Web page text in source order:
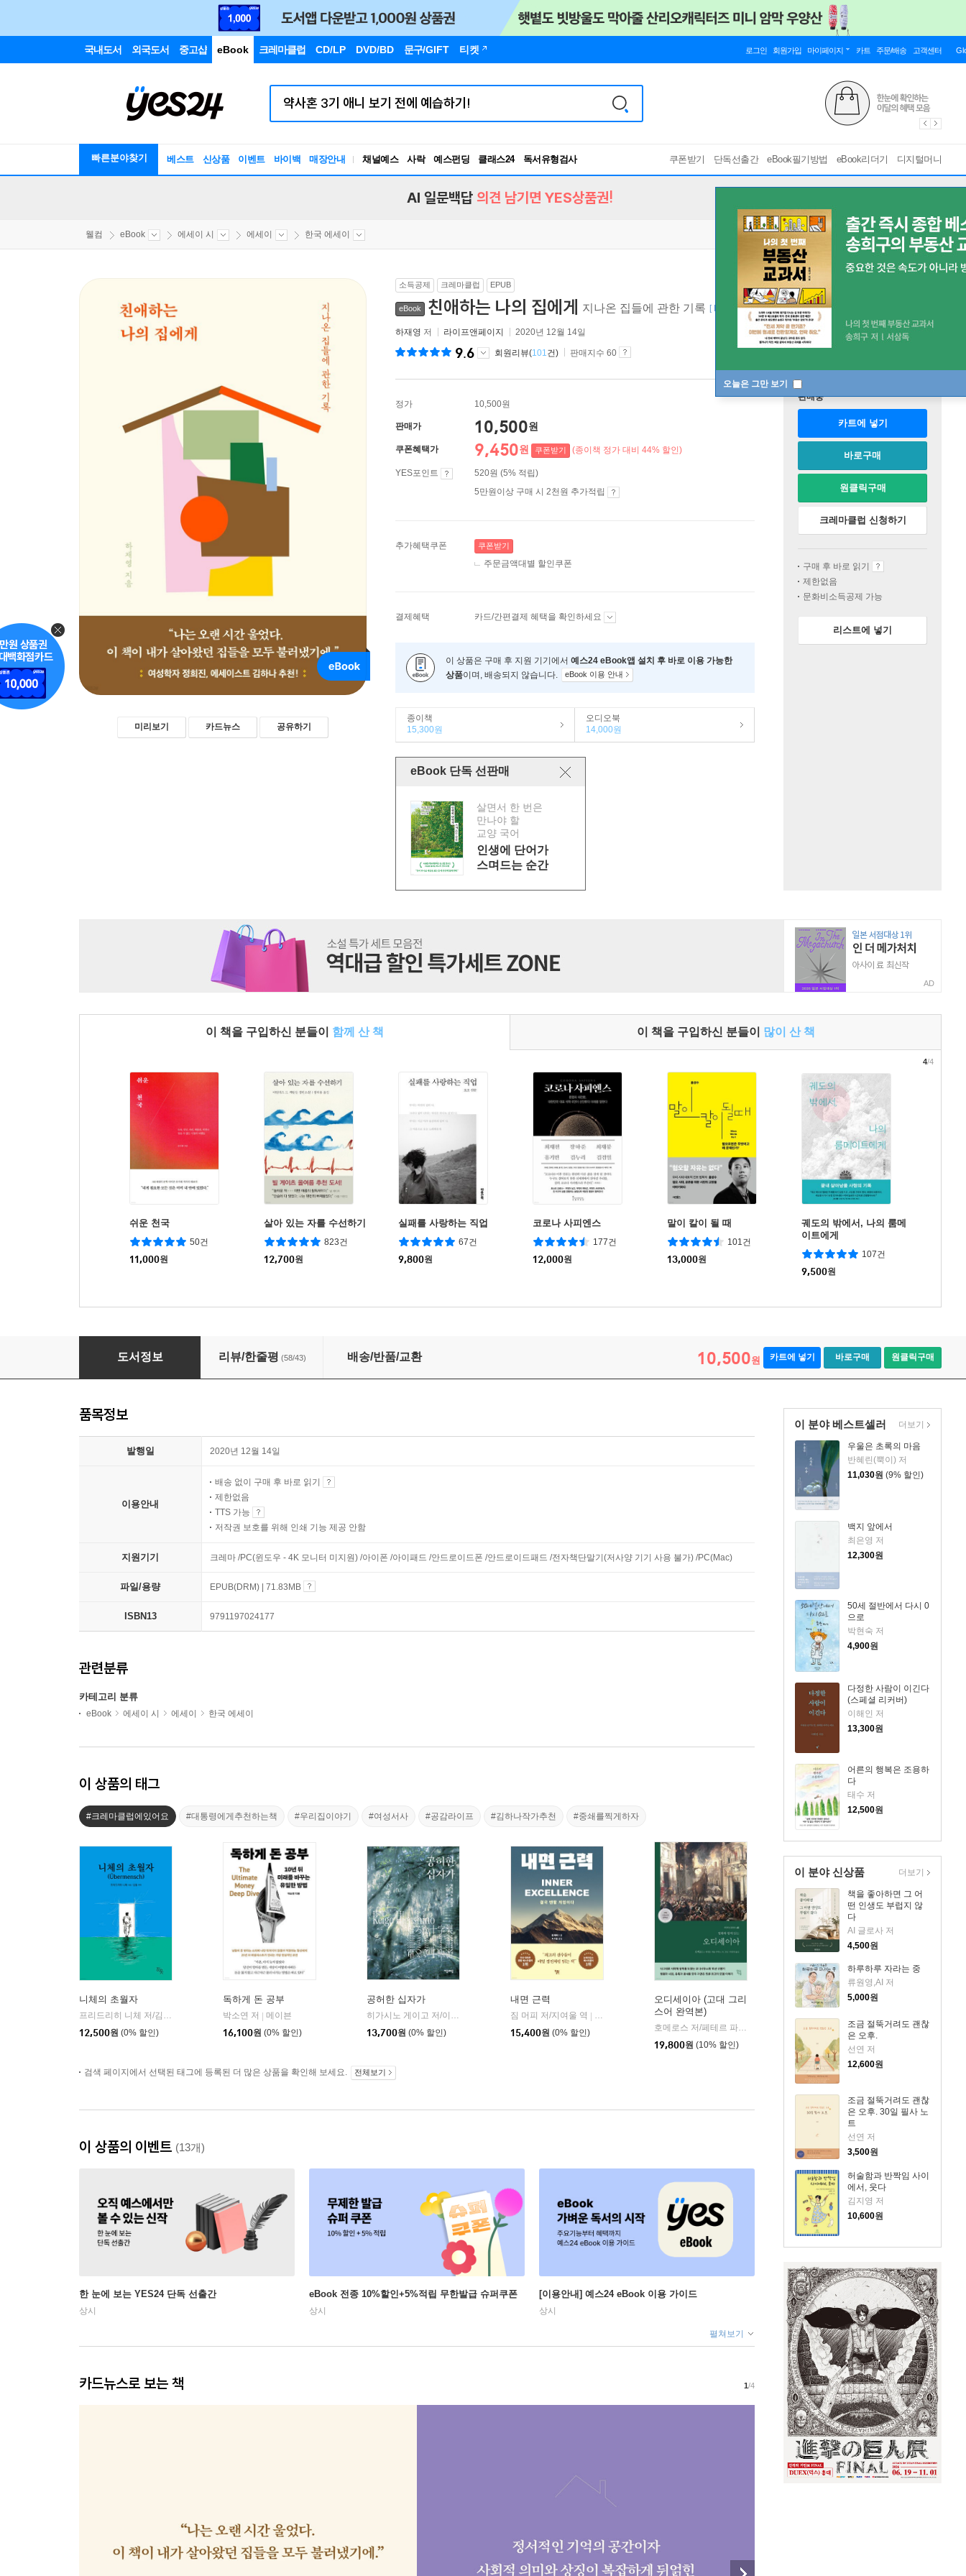
국내도서 외국도서 중고샵 eBook 크레마클럽 CD/LP DVD/BD 문구/GIFT 티켓 로그인 회원가입 마이페이지 카트 주문/배송 고객센터
빠른분야찾기 베스트 신상품 이벤트 바이백 매장안내 채널예스 사락 예스펀딩 클래스24
독서유형검사
RBTI Lab
쿠폰받기 단독선출간 eBook필기방법 eBook리더기 디지털머니
오늘은 그만 보기
AI 일문백답 의견 남기면 YES상품권!
웰컴 eBook 에세이 시 에세이 한국 에세이
미리보기 카드뉴스 공유하기
소득공제 크레마클럽 EPUB
eBook 친애하는 나의 집에게 지나온 집들에 관한 기록 [ EPUB ]
하재영 저 라이프앤페이지 2020년 12월 14일
9.6 회원리뷰(101건) 판매지수 60
정가 10,500원
판매가 10,500원
쿠폰혜택가 9,450원 쿠폰받기 (종이책 정가 대비 44% 할인)
YES포인트
520원 (5% 적립)
5만원이상 구매 시 2천원 추가적립
추가혜택쿠폰 쿠폰받기
주문금액대별 할인쿠폰
결제혜택 카드/간편결제 혜택을 확인하세요
이 상품은 구매 후 지원 기기에서 예스24 eBook앱 설치 후 바로 이용 가능한
상품이며, 배송되지 않습니다. eBook 이용 안내
종이책
15,300원
오디오북
14,000원
eBook 단독 선판매
살면서 한 번은
만나야 할
교양 국어
인생에 단어가
스며드는 순간
판매중
카트에 넣기
바로구매
원클릭구매
크레마클럽 신청하기
구매 후 바로 읽기
제한없음
문화비소득공제 가능
리스트에 넣기
AD
이 책을 구입하신 분들이 함께 산 책 이 책을 구입하신 분들이 많이 산 책
쉬운 천국
50건
11,000원
살아 있는 자를 수선하기
823건
12,700원
실패를 사랑하는 직업
67건
9,800원
코로나 사피엔스
177건
12,000원
말이 칼이 될 때
101건
13,000원
궤도의 밖에서, 나의 룸메
이트에게
107건
9,500원
4/4
친애하는 나의 집에게
도서정보 리뷰/한줄평 (58/43) 배송/반품/교환 10,500원 카트에 넣기 바로구매 원클릭구매
이 분야 베스트셀러
우울은 초록의 마음
반혜린(뿍이) 저
11,030원 (9% 할인)
백지 앞에서
최은영 저
12,300원
50세 절반에서 다시 0
으로
박현숙 저
4,900원
다정한 사람이 이긴다
(스페셜 리커버)
이해인 저
13,300원
어른의 행복은 조용하
다
태수 저
12,500원
더보기
이 분야 신상품
책을 좋아하면 그 어
떤 인생도 부럽지 않
다
AI 글로사 저
4,500원
하루하루 자라는 중
류원영,AI 저
5,000원
조금 절뚝거려도 괜찮
은 오후.
선연 저
12,600원
조금 절뚝거려도 괜찮
은 오후. 30일 필사 노
트
선연 저
3,500원
허술함과 반짝임 사이
에서, 웃다
김지영 저
10,600원
더보기
품목정보
발행일 2020년 12월 14일
이용안내
배송 없이 구매 후 바로 읽기
제한없음
TTS 가능
저작권 보호를 위해 인쇄 기능 제공 안함
지원기기 크레마 /PC(윈도우 - 4K 모니터 미지원) /아이폰 /아이패드 /안드로이드폰 /안드로이드패드 /전자책단말기(저사양 기기 사용 불가) /PC(Mac)
파일/용량 EPUB(DRM) | 71.83MB
ISBN13 9791197024177
관련분류
카테고리 분류
eBook 에세이 시 에세이 한국 에세이
이 상품의 태그
#크레마클럽에있어요 #대통령에게추천하는책 #우리집이야기 #여성서사 #공감라이프 #김하나작가추천 #중쇄를찍게하자
니체의 초월자
12,500원 (0% 할인)
독하게 돈 공부
박소연 저 | 메이븐
16,100원 (0% 할인)
공허한 십자가
자음과모음
13,700원 (0% 할인)
내면 근력
짐 머피 저/지여울 역 |
15,400원 (0% 할인)
오디세이아 (고대 그리
스어 완역본)
현대지성
19,800원 (10% 할인)
검색 페이지에서 선택된 태그에 등록된 더 많은 상품을 확인해 보세요. 전체보기
이 상품의 이벤트 (13개)
한 눈에 보는 YES24 단독 선출간
상시
eBook 전종 10%할인+5%적립 무한발급 슈퍼쿠폰
상시
[이용안내] 예스24 eBook 이용 가이드
상시
펼쳐보기
카드뉴스로 보는 책 1/4